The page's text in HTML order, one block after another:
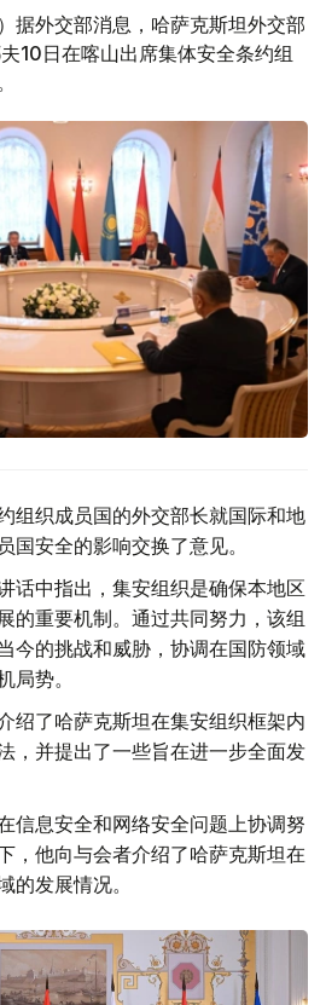
）据外交部消息，哈萨克斯坦外交部
10日在喀山出席集体安全条约组
组织成员国的外交部长就国际和地
国安全的影响交换了意见。
话中指出，集安组织是确保本地区
的重要机制。通过共同努力，该组
今的挑战和威胁，协调在国防领域
局势。
绍了哈萨克斯坦在集安组织框架内
，并提出了一些旨在进一步全面发
信息安全和网络安全问题上协调努
，他向与会者介绍了哈萨克斯坦在
的发展情况。